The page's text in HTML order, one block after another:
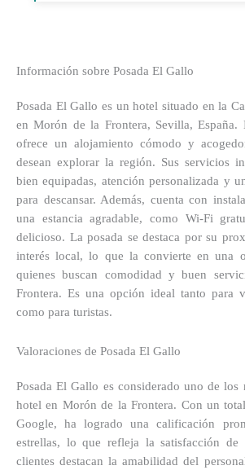
Información sobre Posada El Gallo
Posada El Gallo es un hotel situado en la
en Morón de la Frontera, Sevilla, España.
ofrece un alojamiento cómodo y
desean explorar la región. Sus servicios
bien equipadas, atención personalizada y
para descansar. Además, cuenta con
una estancia agradable, como Wi-Fi
delicioso. La posada se destaca por su
interés local, lo que la convierte en una
quienes buscan comodidad y buen
Frontera. Es una opción ideal tanto para
como para turistas.
Valoraciones de Posada El Gallo
Posada El Gallo es considerado uno de los
hotel en Morón de la Frontera. Con un
Google, ha logrado una calificación
estrellas, lo que refleja la satisfacción de
clientes destacan la amabilidad del